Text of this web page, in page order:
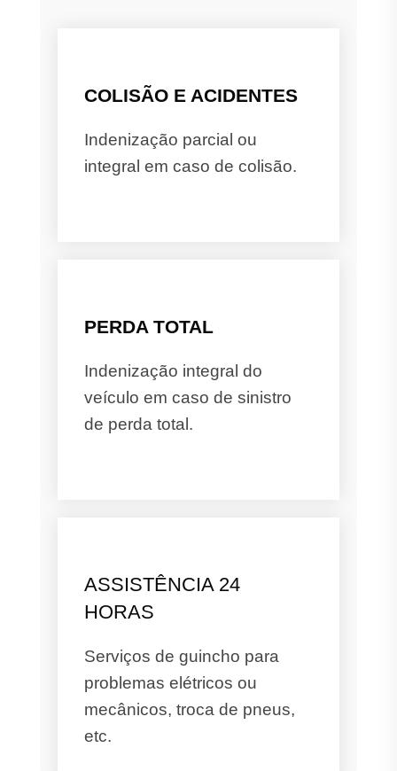
COLISÃO E ACIDENTES
Indenização parcial ou
integral em caso de colisão.
PERDA TOTAL
Indenização integral do
veículo em caso de sinistro
de perda total.
ASSISTÊNCIA 24
HORAS
Serviços de guincho para
problemas elétricos ou
mecânicos, troca de pneus,
etc.